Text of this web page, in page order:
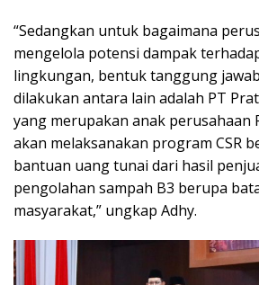
“Sedangkan untuk bagaimana
mengelola potensi dampak
lingkungan, bentuk tanggung
dilakukan antara lain adalah PT
yang merupakan anak perusahaan
akan melaksanakan program CSR
bantuan uang tunai dari hasil
pengolahan sampah B3 berupa
masyarakat,” ungkap Adhy.